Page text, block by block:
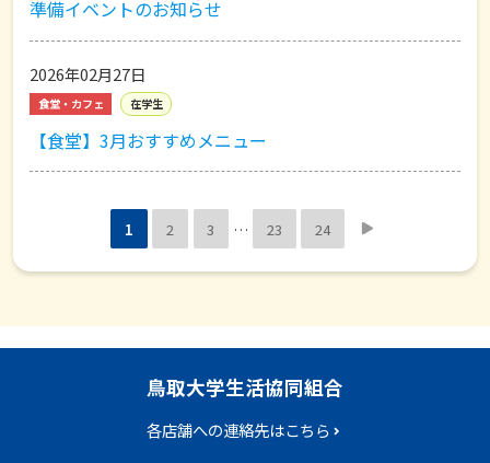
準備イベントのお知らせ
2026年02月27日
食堂・カフェ 在学生
【食堂】3月おすすめメニュー
1 2 3 … 23 24 
鳥取大学生活協同組合
各店舗への連絡先はこちら